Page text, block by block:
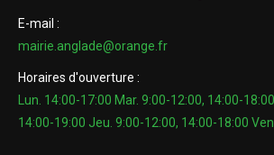
E-mail :
mairie.anglade@orange.fr
Horaires d'ouverture :
Lun. 14:00-17:00 Mar. 9:00-12:00, 14:00-
14:00-19:00 Jeu. 9:00-12:00, 14:00-18:00